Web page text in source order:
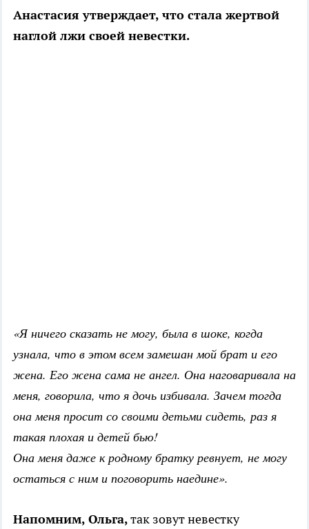
Анастасия утверждает, что стала жертвой
наглой лжи своей невестки.
«Я ничего сказать не могу, была в шоке, когда
узнала, что в этом всем замешан мой брат и его
жена. Его жена сама не ангел. Она наговаривала на
меня, говорила, что я дочь избивала. Зачем тогда
она меня просит со своими детьми сидеть, раз я
такая плохая и детей бью!
Она меня даже к родному братку ревнует, не могу
остаться с ним и поговорить наедине».
Напомним, Ольга,так зовут невестку